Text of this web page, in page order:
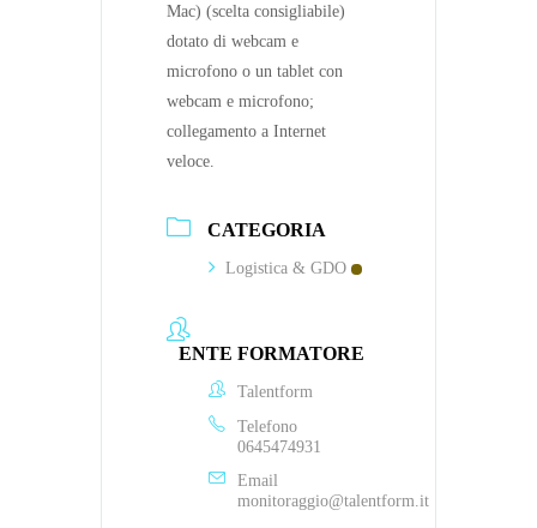
Mac) (scelta consigliabile)
dotato di webcam e
microfono o un tablet con
webcam e microfono;
collegamento a Internet
veloce.
CATEGORIA
Logistica & GDO
ENTE FORMATORE
Talentform
Telefono
0645474931
Email
monitoraggio@talentform.it